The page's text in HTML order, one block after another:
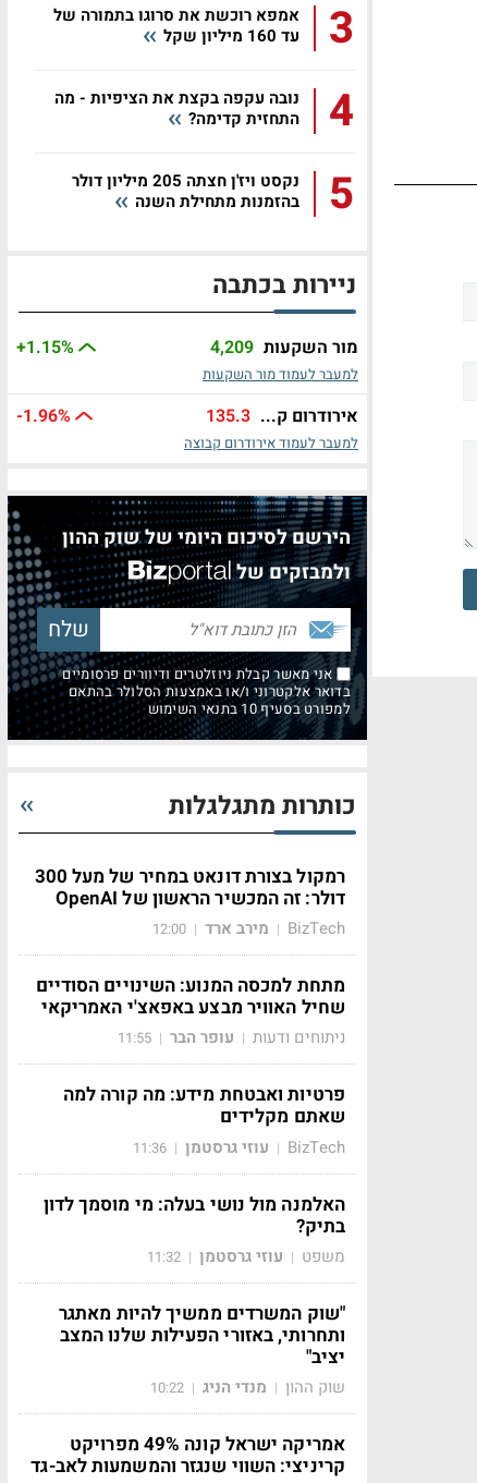
3
אמפא רוכשת את סרוגו בתמורה של
עד 160 מיליון שקל
4
נובה עקפה בקצת את הציפיות - מה
התחזית קדימה?
5
נקסט ויז'ן חצתה 205 מיליון דולר
בהזמנות מתחילת השנה
ניירות בכתבה
מור השקעות 4,209
+1.15%
למעבר לעמוד מור השקעות
אירודרום ק... 135.3
-1.96%
למעבר לעמוד אירודרום קבוצה
הירשם לסיכום היומי של שוק ההון
ולמבזקים של
אני מאשר קבלת ניוזלטרים ודיוורים פרסומיים
בדואר אלקטרוני ו/או באמצעות הסלולר בהתאם
למפורט בסעיף 10 בתנאי השימוש
כותרות מתגלגלות
רמקול בצורת דונאט במחיר של מעל 300
דולר: זה המכשיר הראשון של OpenAI
BizTech
| מירב ארד |
12:00
מתחת למכסה המנוע: השינויים הסודיים
שחיל האוויר מבצע באפאצ'י האמריקאי
ניתוחים ודעות | עופר הבר |
11:55
פרטיות ואבטחת מידע: מה קורה למה
שאתם מקלידים
BizTech
| עוזי גרסטמן |
11:36
האלמנה מול נושי בעלה: מי מוסמך לדון
בתיק?
משפט | עוזי גרסטמן |
11:32
"שוק המשרדים ממשיך להיות מאתגר
ותחרותי, באזורי הפעילות שלנו המצב
יציב"
שוק ההון | מנדי הניג |
10:22
אמריקה ישראל קונה 49% מפרויקט
קריניצי: השווי שנגזר והמשמעות לאב-גד